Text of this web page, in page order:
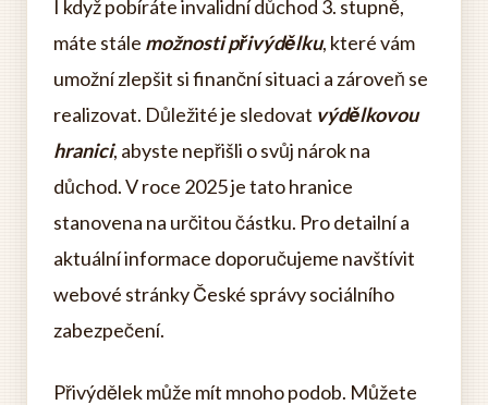
I když pobíráte invalidní důchod 3. stupně,
máte stále možnosti přivýdělku, které vám
umožní zlepšit si finanční situaci a zároveň se
realizovat. Důležité je sledovat výdělkovou
hranici, abyste nepřišli o svůj nárok na
důchod. V roce 2025 je tato hranice
stanovena na určitou částku. Pro detailní a
aktuální informace doporučujeme navštívit
webové stránky České správy sociálního
zabezpečení.
Přivýdělek může mít mnoho podob. Můžete